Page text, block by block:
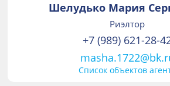
Шелудько Мария
Риэлтор
+7 (989) 621-28-
Список объектов